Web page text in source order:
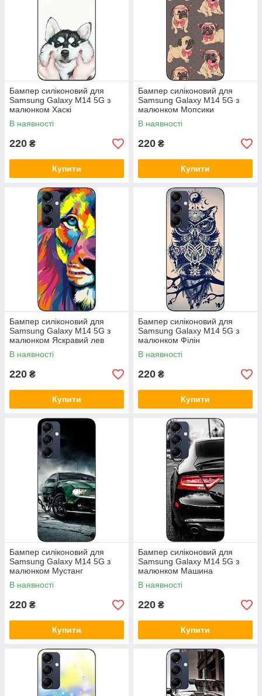
Бампер силіконовий для
Samsung Galaxy M14 5G з
малюнком Хаскі
В наявності
220 ₴
Купити
Бампер силіконовий для
Samsung Galaxy M14 5G з
малюнком Мопсики
В наявності
220 ₴
Купити
Бампер силіконовий для
Samsung Galaxy M14 5G з
малюнком Яскравий лев
В наявності
220 ₴
Купити
Бампер силіконовий для
Samsung Galaxy M14 5G з
малюнком Філін
В наявності
220 ₴
Купити
Бампер силіконовий для
Samsung Galaxy M14 5G з
малюнком Мустанг
В наявності
220 ₴
Купити
Бампер силіконовий для
Samsung Galaxy M14 5G з
малюнком Машина
В наявності
220 ₴
Купити